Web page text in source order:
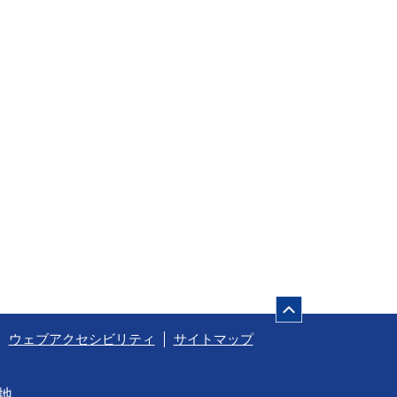
ウェブアクセシビリティ サイトマップ